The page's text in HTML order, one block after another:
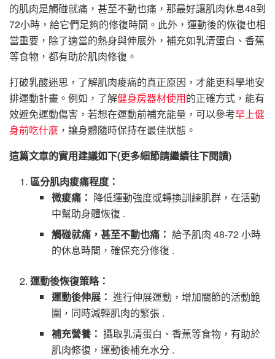
的肌肉是觸碰就痛，甚至不動也痛，那最好讓肌肉休息48到
72小時，給它們足夠的修復時間。此外，運動後的恢復也相
當重要，除了適當的熱身與伸展外，補充如乳清蛋白、香蕉
等食物，都有助於肌肉修復。
打破乳酸迷思，了解肌肉痠痛的真正原因，才能更科學地安
排運動計畫。例如，了解健身房器材使用的正確方式，能有
效避免運動傷害，若想在運動前補充能量，可以參考早上健
身前吃什麼 ，讓身體隨時保持在最佳狀態。
這篇文章的實用建議如下(更多細節請繼續往下閱讀)
區分肌肉痠痛程度：
微痠痛： 降低運動強度或轉換訓練肌群，在活動
中幫助身體恢復 .
觸碰就痛，甚至不動也痛： 給予肌肉 48-72 小時
的休息時間，確保充分修復 .
運動後恢復策略：
運動後伸展： 進行伸展運動，增加關節的活動範
圍，同時減輕肌肉的緊張 .
補充營養： 攝取乳清蛋白、香蕉等食物，有助於
肌肉修復，運動後補充水分 .